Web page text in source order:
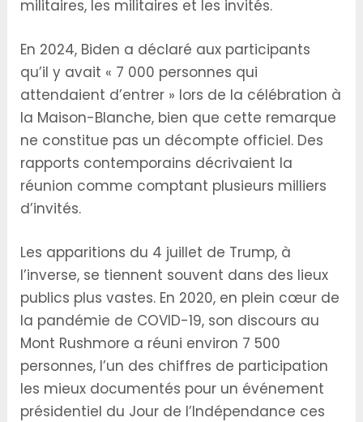
militaires, les militaires et les invités.
En 2024, Biden a déclaré aux participants
qu’il y avait « 7 000 personnes qui
attendaient d’entrer » lors de la célébration à
la Maison-Blanche, bien que cette remarque
ne constitue pas un décompte officiel. Des
rapports contemporains décrivaient la
réunion comme comptant plusieurs milliers
d’invités.
Les apparitions du 4 juillet de Trump, à
l’inverse, se tiennent souvent dans des lieux
publics plus vastes. En 2020, en plein cœur de
la pandémie de COVID-19, son discours au
Mont Rushmore a réuni environ 7 500
personnes, l’un des chiffres de participation
les mieux documentés pour un événement
présidentiel du Jour de l’Indépendance ces